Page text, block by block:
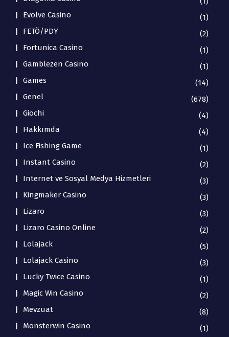
Evolve Casino
(1)
FETÖ/PDY
(2)
Fortunica Casino
(1)
Gamblezen Casino
(1)
Games
(14)
Genel
(678)
Giochi
(4)
Hakkımda
(4)
Ice Fishing Game
(1)
Instant Casino
(2)
Internet ve Sosyal Medya Hizmetleri
(3)
Kingmaker Casino
(3)
Lizaro
(3)
Lizaro Casino Online
(2)
Lolajack
(5)
Lolajack Casino
(3)
Lucky Twice Casino
(1)
Magic Win Casino
(2)
Mevzuat
(8)
Monsterwin Casino
(1)